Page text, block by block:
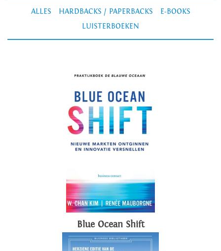
ALLES HARDBACKS / PAPERBACKS
E-BOOKS
LUISTERBOEKEN
Blue Ocean Shift